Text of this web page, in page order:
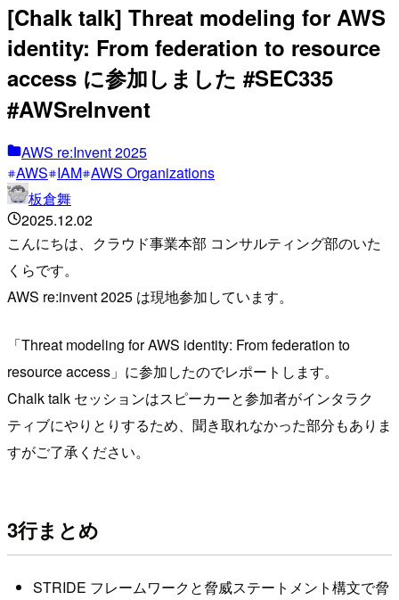
[Chalk talk] Threat modeling for AWS
identity: From federation to resource
access に参加しました #SEC335
#AWSreInvent
AWS re:Invent 2025
AWS IAM AWS Organizations
板倉舞
2025.12.02
こんにちは、クラウド事業本部 コンサルティング部のいた
くらです。
AWS re:invent 2025 は現地参加しています。
「Threat modeling for AWS identity: From federation to
resource access」に参加したのでレポートします。
Chalk talk セッションはスピーカーと参加者がインタラク
ティブにやりとりするため、聞き取れなかった部分もありま
すがご了承ください。
3行まとめ
STRIDE フレームワークと脅威ステートメント構文で脅